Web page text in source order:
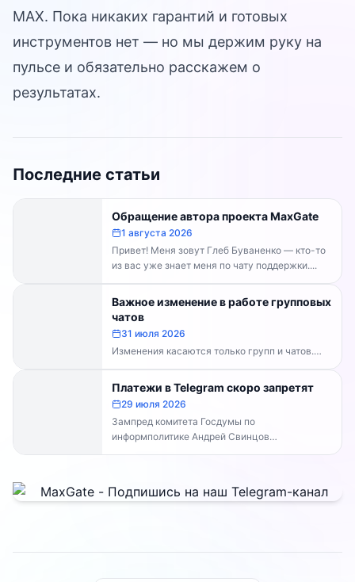
MAX. Пока никаких гарантий и готовых
инструментов нет — но мы держим руку на
пульсе и обязательно расскажем о
результатах.
Последние статьи
Обращение автора проекта MaxGate
1 августа 2026
Привет! Меня зовут Глеб Буваненко — кто-то
из вас уже знает меня по чату поддержки....
Важное изменение в работе групповых
чатов
31 июля 2026
Изменения касаются только групп и чатов.
Каналы работают в прежнем режиме —
владельцам каналов делать...
Платежи в Telegram скоро запретят
29 июля 2026
Зампред комитета Госдумы по
информполитике Андрей Свинцов
рекомендовал россиянам временно